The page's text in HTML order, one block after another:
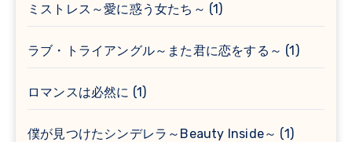
ミストレス～愛に惑う女たち～ (1)
ラブ・トライアングル～また君に恋をする～ (1)
ロマンスは必然に (1)
僕が見つけたシンデレラ～Beauty Inside～ (1)